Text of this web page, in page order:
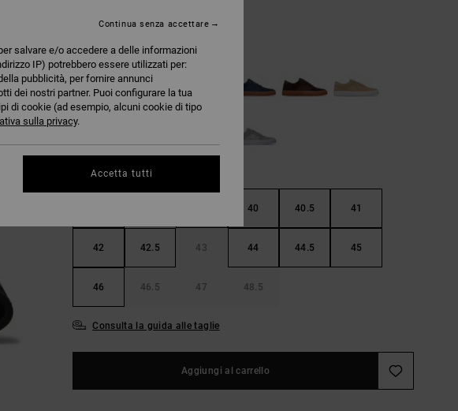
40 40.5 41
42 42.5 43 44 44.5 45
46 46.5 47 48.5
Consulta la guida alle taglie
Aggiungi al carrello
salvare e/o accedere a delle informazioni
IP) potrebbero essere utilizzati per:
pubblicità, per fornire annunci
dei nostri partner. Puoi configurare la tua
di cookie (ad esempio, alcuni cookie di tipo
sulla privacy.
Continua senza accettare
Accetta tutti